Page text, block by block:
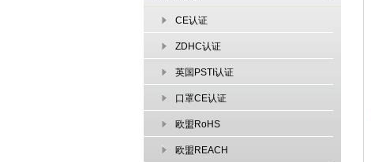
CE认证
ZDHC认证
英国PSTI认证
口罩CE认证
欧盟RoHS
欧盟REACH